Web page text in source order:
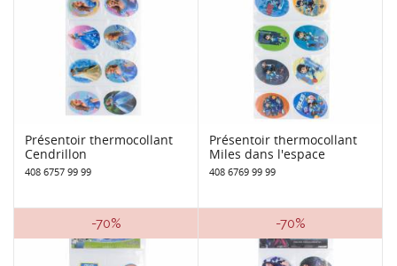
Présentoir thermocollant
Cendrillon
408 6757 99 99
Présentoir thermocollant
Miles dans l'espace
408 6769 99 99
-70% -70%